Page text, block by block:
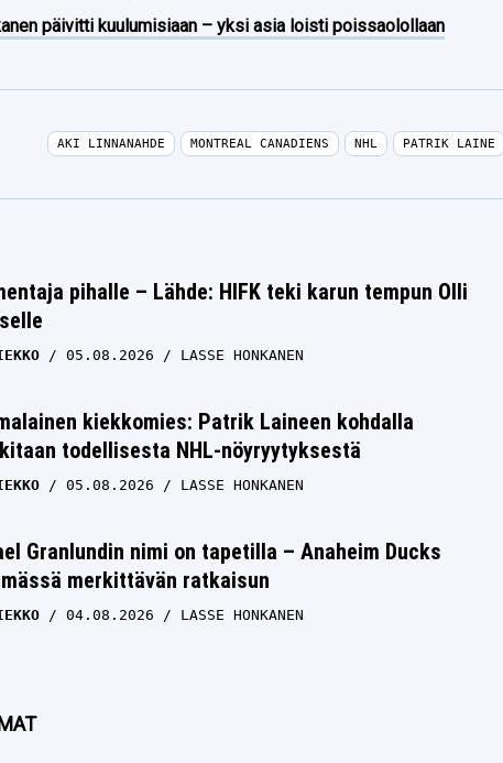
päivitti kuulumisiaan – yksi asia loisti poissaolollaan
AKI LINNANAHDE MONTREAL CANADIENS NHL PATRIK LAINE
pihalle – Lähde: HIFK teki karun tempun Olli
05.08.2026 LASSE HONKANEN
kiekkomies: Patrik Laineen kohdalla
todellisesta NHL-nöyryytyksestä
05.08.2026 LASSE HONKANEN
Granlundin nimi on tapetilla – Anaheim Ducks
merkittävän ratkaisun
04.08.2026 LASSE HONKANEN